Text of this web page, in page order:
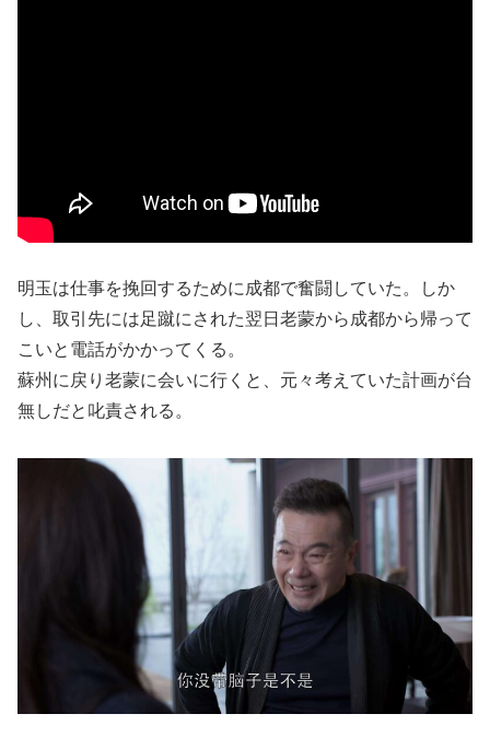
明玉は仕事を挽回するために成都で奮闘していた。しか
し、取引先には足蹴にされた翌日老蒙から成都から帰って
こいと電話がかかってくる。
蘇州に戻り老蒙に会いに行くと、元々考えていた計画が台
無しだと叱責される。